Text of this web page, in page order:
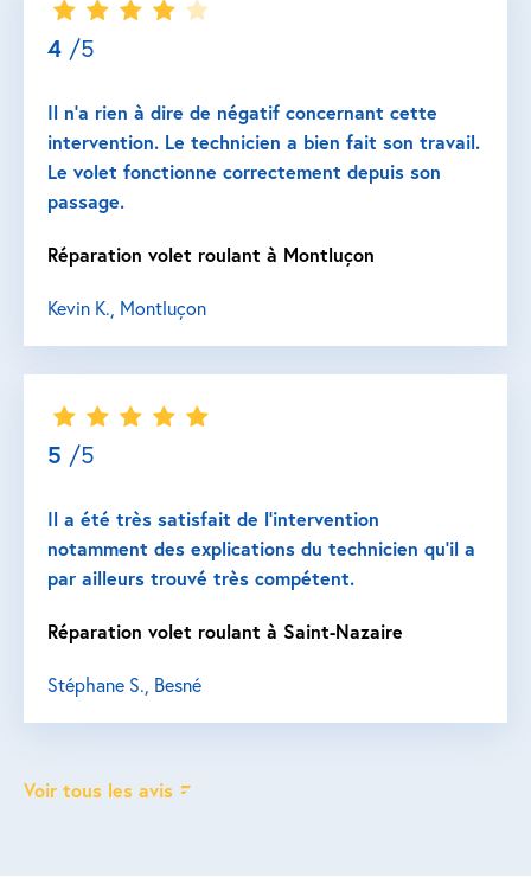
4 /5
Il n’a rien à dire de négatif concernant cette
intervention. Le technicien a bien fait son travail.
Le volet fonctionne correctement depuis son
passage.
Réparation volet roulant à Montluçon
Kevin K., Montluçon
5 /5
Il a été très satisfait de l’intervention
notamment des explications du technicien qu’il a
par ailleurs trouvé très compétent.
Réparation volet roulant à Saint-Nazaire
Stéphane S., Besné
Voir tous les avis